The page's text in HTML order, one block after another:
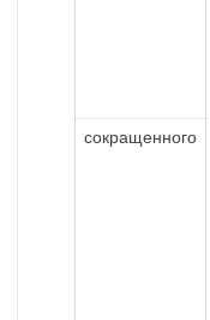
сокращенного